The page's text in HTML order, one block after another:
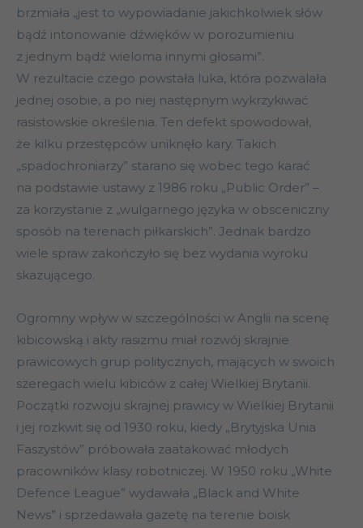
brzmiała „jest to wypowiadanie jakichkolwiek słów
bądź intonowanie dźwięków w porozumieniu
z jednym bądź wieloma innymi głosami”.
W rezultacie czego powstała luka, która pozwalała
jednej osobie, a po niej następnym wykrzykiwać
rasistowskie określenia. Ten defekt spowodował,
że kilku przestępców uniknęło kary. Takich
„spadochroniarzy” starano się wobec tego karać
na podstawie ustawy z 1986 roku „Public Order” –
za korzystanie z „wulgarnego języka w obsceniczny
sposób na terenach piłkarskich”. Jednak bardzo
wiele spraw zakończyło się bez wydania wyroku
skazującego.
Ogromny wpływ w szczególności w Anglii na scenę
kibicowską i akty rasizmu miał rozwój skrajnie
prawicowych grup politycznych, mających w swoich
szeregach wielu kibiców z całej Wielkiej Brytanii.
Początki rozwoju skrajnej prawicy w Wielkiej Brytanii
i jej rozkwit się od 1930 roku, kiedy „Brytyjska Unia
Faszystów” próbowała zaatakować młodych
pracowników klasy robotniczej. W 1950 roku „White
Defence League” wydawała „Black and White
News” i sprzedawała gazetę na terenie boisk